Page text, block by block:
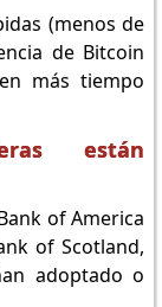
(menos de
de Bitcoin
más tiempo
están
of America
of Scotland,
adoptado o